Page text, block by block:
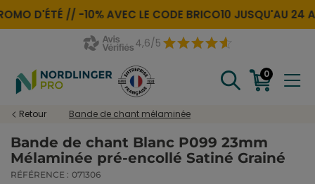
D'ÉTÉ //-10% AVEC LE CODEBRICO10JUSQU'AU 24
4,6/5
0
Retour Bande de chant mélaminée
Bande de chant Blanc P099 23mm
Mélaminée pré-encollé Satiné Grainé
RÉFÉRENCE : 071306